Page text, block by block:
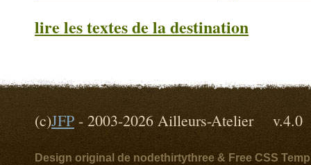
lire les textes de la destination
(c)JFP - 2003-2026 Ailleurs-Atelier
Design original de nodethirtythree & Free CSS